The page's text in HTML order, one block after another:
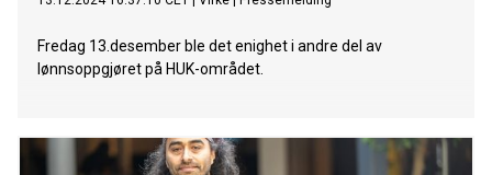
Fredag 13.desember ble det enighet i andre del av
lønnsoppgjøret på HUK-området.